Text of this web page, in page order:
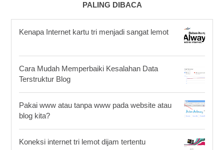
PALING DIBACA
Kenapa Internet kartu tri menjadi sangat lemot
Cara Mudah Memperbaiki Kesalahan Data
Terstruktur Blog
Pakai www atau tanpa www pada website atau
blog kita?
Koneksi internet tri lemot dijam tertentu